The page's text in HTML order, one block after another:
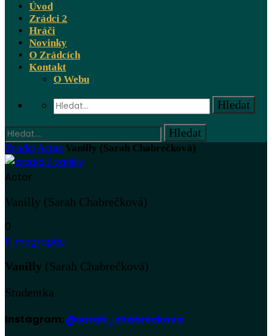
Úvod
Zrádci 2
Hráči
Novinky
O Zrádcích
Kontakt
O Webu
ZrádciActor Vanilly (Sarah Chabrečková)
Actor
Vanilly (Sarah Chabrečková)
0
Filmography
Vanilly (Sarah Chabrečková)
Studentka
Instagram: @sarah_chabreckova